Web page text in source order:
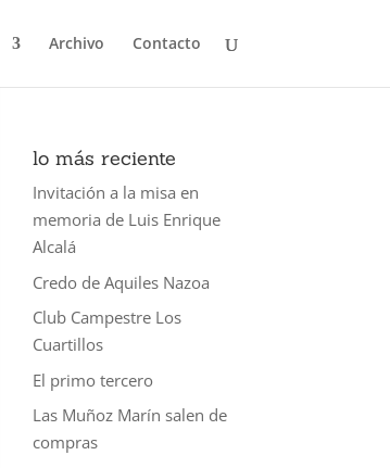
Archivo Contacto
lo más reciente
Invitación a la misa en
memoria de Luis Enrique
Alcalá
Credo de Aquiles Nazoa
Club Campestre Los
Cuartillos
El primo tercero
Las Muñoz Marín salen de
compras